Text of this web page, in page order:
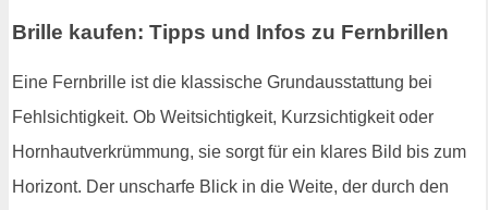
Brille kaufen: Tipps und Infos zu Fernbrillen
Eine Fernbrille ist die klassische Grundausstattung bei
Fehlsichtigkeit. Ob Weitsichtigkeit, Kurzsichtigkeit oder
Hornhautverkrümmung, sie sorgt für ein klares Bild bis zum
Horizont. Der unscharfe Blick in die Weite, der durch den